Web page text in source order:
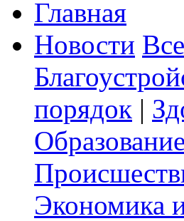
Главная
Новости
порядок |
Образование
Экономика